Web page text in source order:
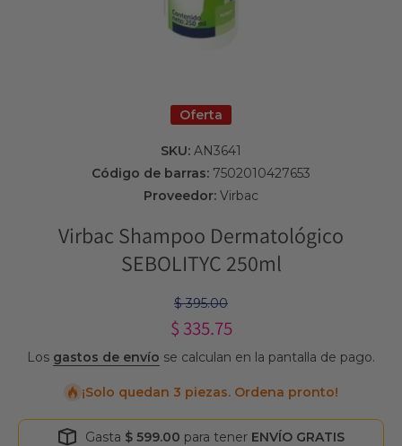
Oferta
SKU: AN3641
Código de barras: 7502010427653
Proveedor: Virbac
Virbac Shampoo Dermatológico
SEBOLITYC 250ml
$ 395.00
$ 335.75
Los gastos de envío se calculan en la pantalla de pago.
¡Solo quedan 3 piezas. Ordena pronto!
Gasta $ 599.00 para tener ENVÍO GRATIS